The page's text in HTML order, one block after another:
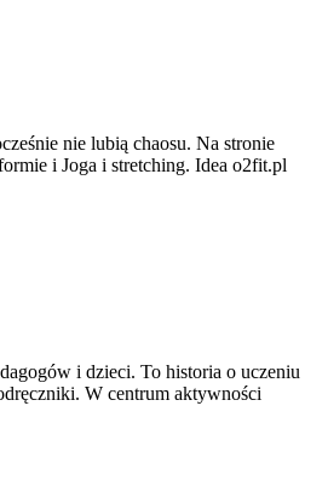
nie lubią chaosu. Na stronie
i Joga i stretching. Idea o2fit.pl
i dzieci. To historia o uczeniu
W centrum aktywności